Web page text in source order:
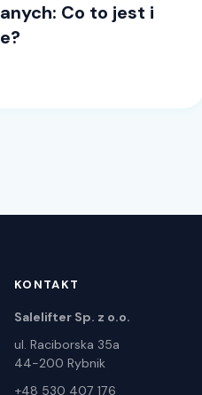
Co to jest i
KONTAKT
Salelifter Sp. z o.o.
ul. Raciborska 35a
44-200 Rybnik
+48 530 407 176